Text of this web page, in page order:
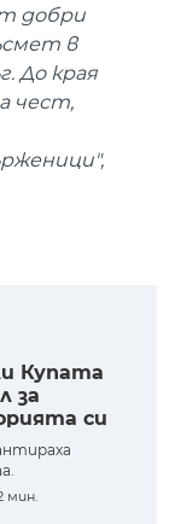
добри
в
До края
чест,
Купата
за
си
мин.